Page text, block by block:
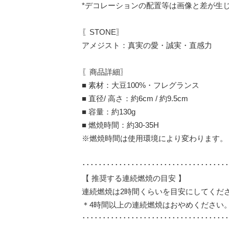
*デコレーションの配置等は画像と差が生
〖STONE〗
アメジスト：真実の愛・誠実・直感力
〖商品詳細〗
■ 素材：大豆100%・フレグランス
■ 直径/ 高さ：約6cm / 約9.5cm
■ 容量：約130g
■ 燃焼時間：約30-35H
※燃焼時間は使用環境により変わります。
･･･････････････････････････････････
【 推奨する連続燃焼の目安 】
連続燃焼は2時間くらいを目安にしてくだ
＊4時間以上の連続燃焼はおやめください。
･･･････････････････････････････････